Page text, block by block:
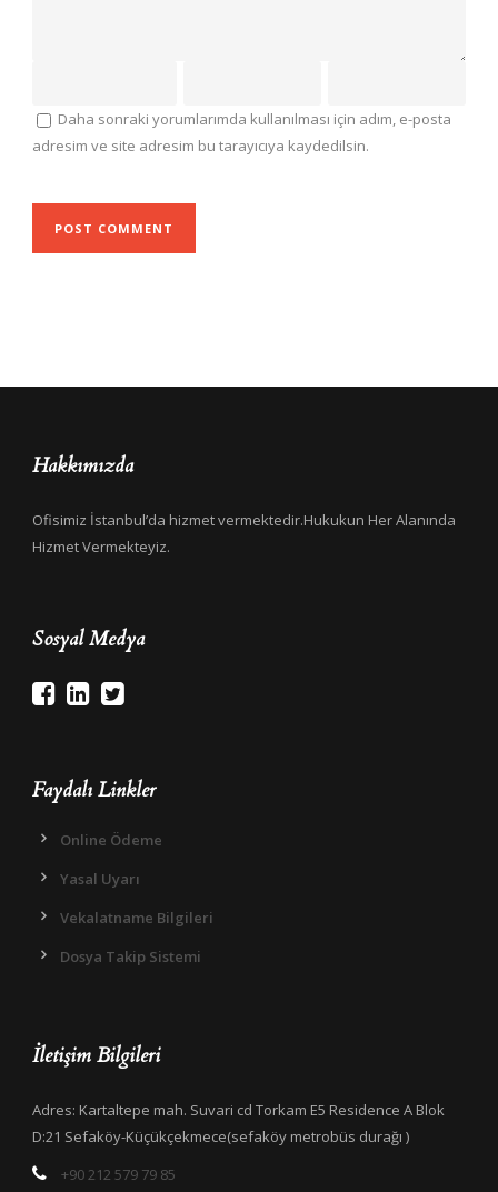
Daha sonraki yorumlarımda kullanılması için adım, e-posta
adresim ve site adresim bu tarayıcıya kaydedilsin.
Hakkımızda
Ofisimiz İstanbul’da hizmet vermektedir.Hukukun Her Alanında
Hizmet Vermekteyiz.
Sosyal Medya
Faydalı Linkler
Online Ödeme
Yasal Uyarı
Vekalatname Bilgileri
Dosya Takip Sistemi
İletişim Bilgileri
Adres: Kartaltepe mah. Suvari cd Torkam E5 Residence A Blok
D:21 Sefaköy-Küçükçekmece(sefaköy metrobüs durağı )
+90 212 579 79 85